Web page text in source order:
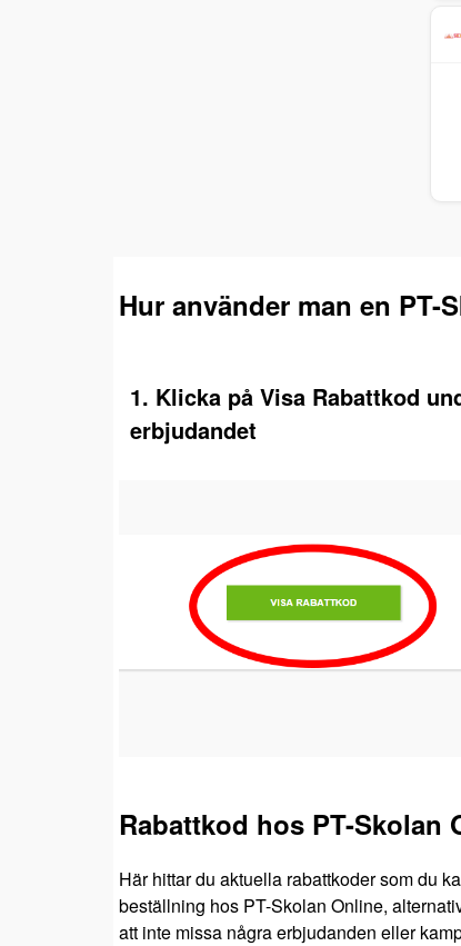
Hur använder man en
1. Klicka på Visa Rabattkod
erbjudandet
Rabattkod hos PT-Skolan
Här hittar du aktuella rabattkoder som du
beställning hos PT-Skolan Online,
att inte missa några erbjudanden eller